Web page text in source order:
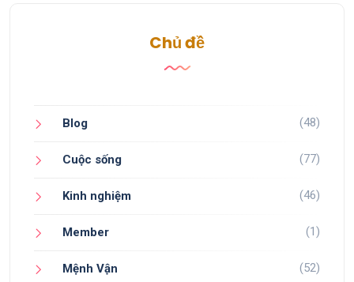
Chủ đề
Blog (48)
Cuộc sống (77)
Kinh nghiệm (46)
Member (1)
Mệnh Vận (52)